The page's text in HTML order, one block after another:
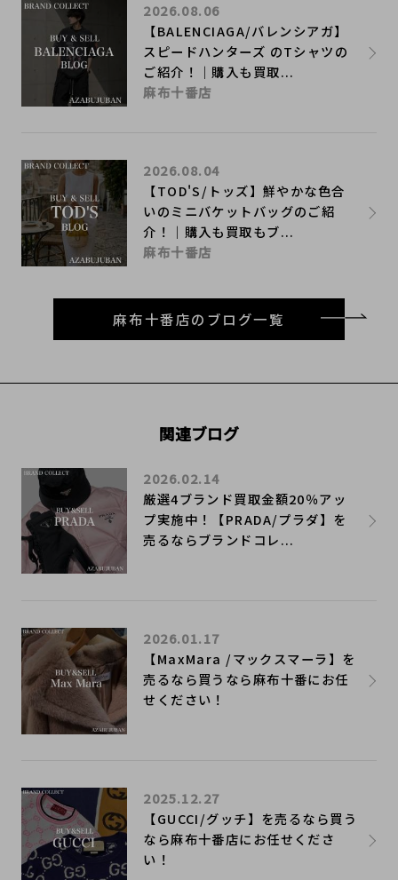
【BALENCIAGA/バレンシアガ】
スピードハンターズ のTシャツの
ご紹介！｜購入も買取...
2026.08.06
麻布十番店
【TOD'S/トッズ】鮮やかな色合
いのミニバケットバッグのご紹
介！｜購入も買取もブ...
2026.08.04
麻布十番店
麻布十番店のブログ一覧
関連ブログ
厳選4ブランド買取金額20％アッ
プ実施中！【PRADA/プラダ】を
売るならブランドコレ...
2026.02.14
【MaxMara /マックスマーラ】を
売るなら買うなら麻布十番にお任
せください！
2026.01.17
【GUCCI/グッチ】を売るなら買う
なら麻布十番店にお任せくださ
い！
2025.12.27